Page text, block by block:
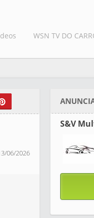
WSN TV DO
06/2026
S&V